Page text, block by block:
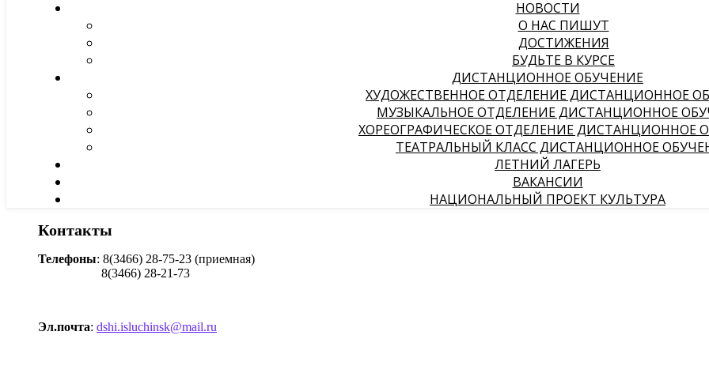
НОВОСТИ
О НАС ПИШУТ
ДОСТИЖЕНИЯ
БУДЬТЕ В КУРСЕ
ДИСТАНЦИОННОЕ ОБУЧЕНИЕ
ХУДОЖЕСТВЕННОЕ ОТДЕЛЕНИЕ ДИСТАНЦИОННОЕ
МУЗЫКАЛЬНОЕ ОТДЕЛЕНИЕ ДИСТАНЦИОННОЕ
ХОРЕОГРАФИЧЕСКОЕ ОТДЕЛЕНИЕ ДИСТАНЦИОННОЕ
ТЕАТРАЛЬНЫЙ КЛАСС ДИСТАНЦИОННОЕ
ЛЕТНИЙ ЛАГЕРЬ
ВАКАНСИИ
НАЦИОНАЛЬНЫЙ ПРОЕКТ КУЛЬТУРА
Контакты
Телефоны: 8(3466) 28-75-23 (приемная)
8(3466) 28-21-73
Эл.почта: dshi.isluchinsk@mail.ru